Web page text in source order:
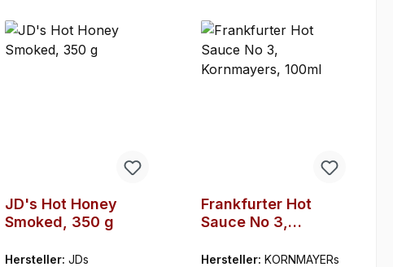
JD's Hot Honey
Smoked, 350 g
Hersteller: JDs
Frankfurter Hot
Sauce No 3,
Hersteller:KORNMAYERs